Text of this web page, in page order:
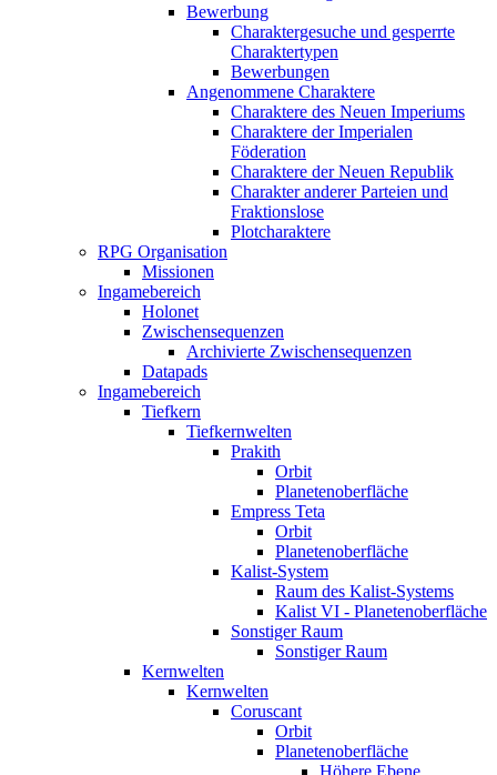
Bewerbung
Charaktergesuche und gesperrte
Charaktertypen
Bewerbungen
Angenommene Charaktere
Charaktere des Neuen Imperiums
Charaktere der Imperialen
Föderation
Charaktere der Neuen Republik
Charakter anderer Parteien und
Fraktionslose
Plotcharaktere
RPG Organisation
Missionen
Ingamebereich
Holonet
Zwischensequenzen
Archivierte Zwischensequenzen
Datapads
Ingamebereich
Tiefkern
Tiefkernwelten
Prakith
Orbit
Planetenoberfläche
Empress Teta
Orbit
Planetenoberfläche
Kalist-System
Raum des Kalist-Systems
Kalist VI - Planetenoberfläche
Sonstiger Raum
Sonstiger Raum
Kernwelten
Kernwelten
Coruscant
Orbit
Planetenoberfläche
Höhere Ebene